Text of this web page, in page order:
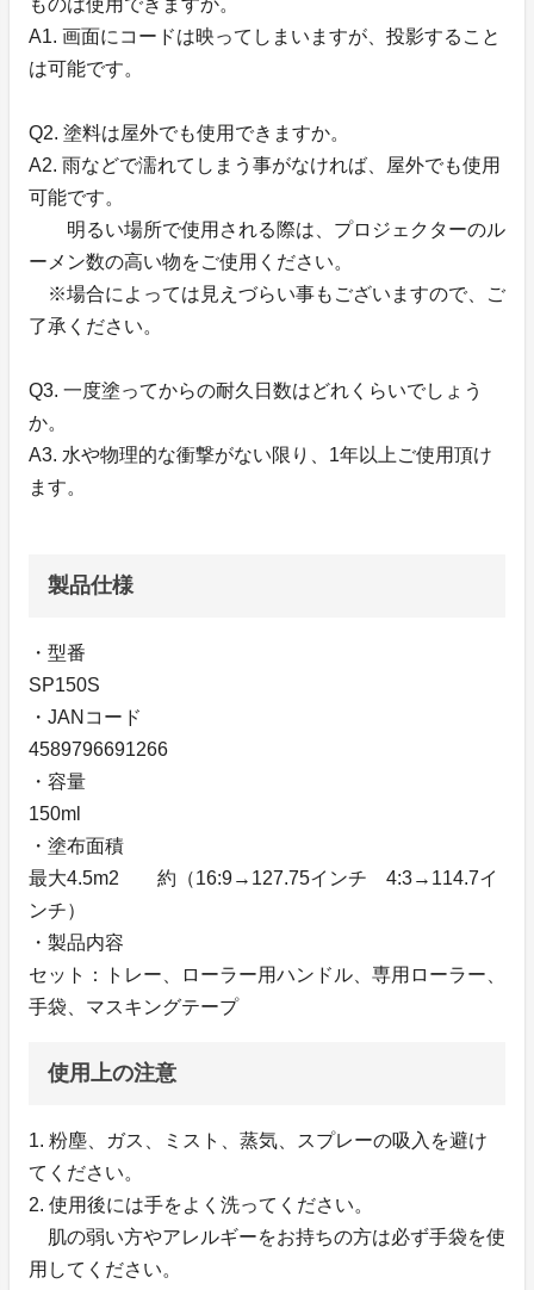
ものは使用できますか。
A1. 画面にコードは映ってしまいますが、投影すること
は可能です。
Q2. 塗料は屋外でも使用できますか。
A2. 雨などで濡れてしまう事がなければ、屋外でも使用
可能です。
明るい場所で使用される際は、プロジェクターのル
ーメン数の高い物をご使用ください。
※場合によっては見えづらい事もございますので、ご
了承ください。
Q3. 一度塗ってからの耐久日数はどれくらいでしょう
か。
A3. 水や物理的な衝撃がない限り、1年以上ご使用頂け
ます。
製品仕様
・型番
SP150S
・JANコード
4589796691266
・容量
150ml
・塗布面積
最大4.5m2 約（16:9→127.75インチ 4:3→114.7イ
ンチ）
・製品内容
セット：トレー、ローラー用ハンドル、専用ローラー、
手袋、マスキングテープ
使用上の注意
1. 粉塵、ガス、ミスト、蒸気、スプレーの吸入を避け
てください。
2. 使用後には手をよく洗ってください。
肌の弱い方やアレルギーをお持ちの方は必ず手袋を使
用してください。